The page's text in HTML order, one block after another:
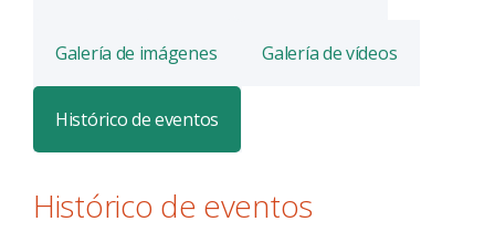
Galería de imágenes Galería de vídeos
Histórico de eventos
Histórico de eventos